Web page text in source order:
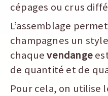
cépages ou crus
L’assemblage
champagnes un
chaquevendange
de quantité et de
Pour cela, on utilise